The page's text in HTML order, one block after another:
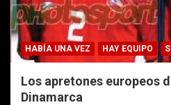
HABÍA UNA VEZ HAY EQUIPO
Los apretones europeos
Dinamarca